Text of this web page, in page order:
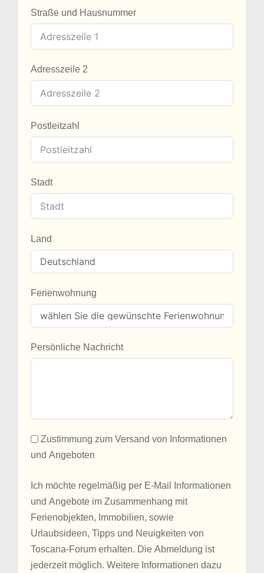
Straße und Hausnummer
Adresszeile 2
Postleitzahl
Stadt
Land
Ferienwohnung
Persönliche Nachricht
Zustimmung zum Versand von Informationen
und Angeboten
Ich möchte regelmäßig per E-Mail Informationen
und Angebote im Zusammenhang mit
Ferienobjekten, Immobilien, sowie
Urlaubsideen, Tipps und Neuigkeiten von
Toscana-Forum erhalten. Die Abmeldung ist
jederzeit möglich. Weitere Informationen dazu